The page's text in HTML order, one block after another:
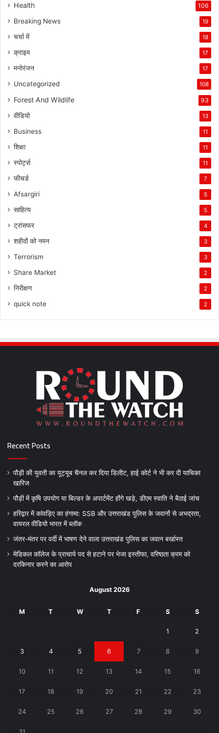
Health 106
Breaking News 19
चर्चा में 18
क्राइम 17
मनोरंजन 17
Uncategorized 108
Forest And Wildlife 93
वीडियो 13
Business 11
शिक्षा 11
स्पोर्ट्स 11
फीचर्ड 7
Afsargiri 5
साहित्य 5
ट्रांसफर 4
शहीदों को नमन 3
Terrorism 3
Share Market 2
निरीक्षण 2
quick note 2
Recent Posts
पौड़ी की युवती का यूट्यूब चैनल कर दिया डिलीट, हाई कोर्ट ने भी कर दी याचिका
खारिज
पौड़ी में कृषि उपयोग या बिल्डर के अपार्टमेंट होंगे खड़े, डीएम स्वाति ने बैठाई जांच
हरिद्वार में कांवड़िए का हंगामा: SSB और उत्तराखंड पुलिस के जवानों से अभद्रता,
वायरल वीडियो भारत में ब्लॉक
जंतर-मंतर पर वर्दी में भाषण देने वाला उत्तराखंड पुलिस का जवान बर्खास्त
मेडिकल कॉलेज के प्राचार्य पद से हटाने पर भेजा इस्तीफा, वरिष्ठता क्रम को
दरकिनार करने का आरोप
August 2026
M T W T F S S
1 2
3 4 5 6 7 8 9
10 11 12 13 14 15 16
17 18 19 20 21 22 23
24 25 26 27 28 29 30